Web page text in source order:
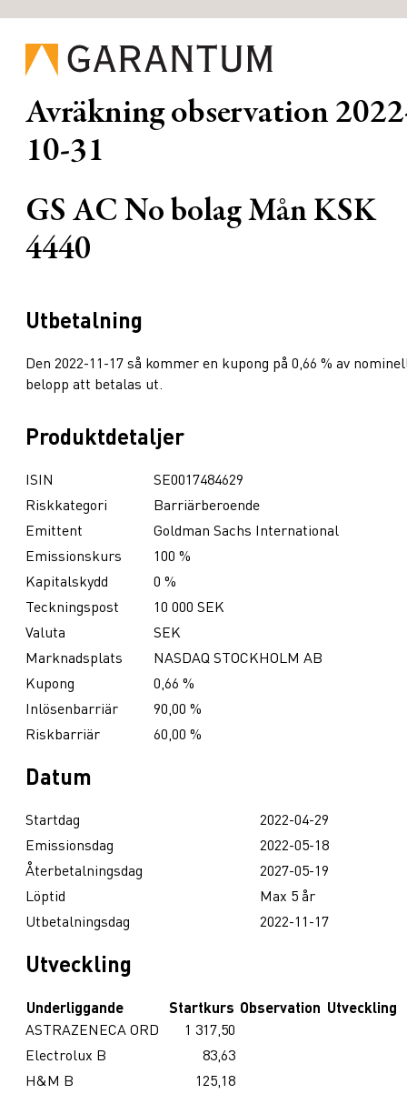
Avräkning observation
10-31
GS AC No bolag Mån KSK
4440
Utbetalning
Den 2022-11-17 så kommer en kupong på 0,66 % av
belopp att betalas ut.
Produktdetaljer
ISIN
SE0017484629
Riskkategori
Barriärberoende
Emittent
Goldman Sachs International
Emissionskurs
100 %
Kapitalskydd
0 %
Teckningspost
10 000 SEK
Valuta
SEK
Marknadsplats
NASDAQ STOCKHOLM AB
Kupong
0,66 %
Inlösenbarriär
90,00 %
Riskbarriär
60,00 %
Datum
Startdag
2022-04-29
Emissionsdag
2022-05-18
Återbetalningsdag
2027-05-19
Löptid
Max 5 år
Utbetalningsdag
2022-11-17
Utveckling
Underliggande Startkurs Observation Utveckling
ASTRAZENECA ORD
1 317,50
Electrolux B
83,63
H&M B
125,18